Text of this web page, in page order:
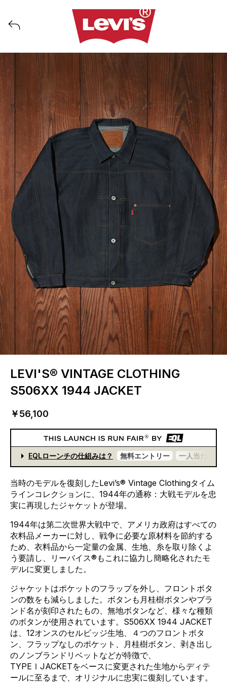
Levi Strauss Japanからのすべてのローンチを表示
LEVI'S® VINTAGE CLOTHING
S506XX 1944 JACKET
￥56,100
EQLローンチの仕組みは？ 無料エントリー 一人当たり一
当時のモデルを復刻したLevi’s® Vintage Clothingタイム
ラインコレクションに、1944年の通称：大戦モデルを忠
実に再現したジャケットが登場。
1944年は第二次世界大戦中で、アメリカ政府はすべての
衣料品メーカーに対し、戦争に必要な原材料を節約する
ため、衣料品から一定量の金属、生地、糸を取り除くよ
う要請し、リーバイス®もこれに協力し簡略化されたモ
デルに変更しました。
ジャケットはポケットのフラップを外し、フロントボタ
ンの数をも減らしました。ボタンも月桂樹ボタンやブラ
ンド名が刻印されたもの、無地ボタンなど、様々な種類
のボタンが使用されています。S506XX 1944 JACKET
は、12オンスのセルビッジ生地、４つのフロントボタ
ン、フラップなしのポケット、月桂樹ボタン、剥き出し
のノンブランドリベットなどが特徴で、
TYPEⅠJACKETをベースに変更された生地からディテ
ールに至るまで、オリジナルに忠実に復刻しています。